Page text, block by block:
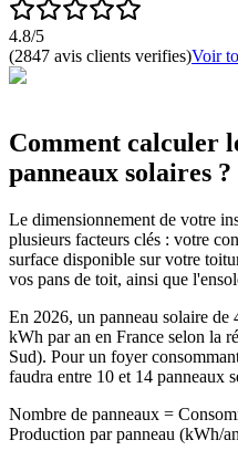
4.8/5
(2847 avis clients verifies)Voir
Comment calculer
panneaux solaires ?
Le dimensionnement de votre
plusieurs facteurs clés : votre
surface disponible sur votre
vos pans de toit, ainsi que
En 2026, un panneau solaire
kWh par an en France selon la
Sud). Pour un foyer
faudra entre 10 et 14 panneaux
Nombre de panneaux =
Production par panneau (kWh/